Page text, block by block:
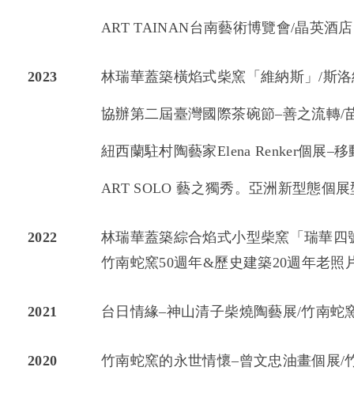
ART TAINAN台南藝術博覽會/晶英酒
2023 林瑞華蓋築橫焰式柴窯「維納斯」/斯
協辦第二屆臺灣國際茶碗節–善之流轉/
紐西蘭駐村陶藝家Elena Renker個展–
ART SOLO 藝之獨秀。亞洲新型態個
2022
林瑞華蓋築綜合焰式小型柴窯「瑞華四
竹南蛇窯50週年&歷史建築20週年老照
2021 台日情緣–神山清子柴燒陶藝展/竹南蛇
2020 竹南蛇窯的永世情懷–曾文忠油畫個展/